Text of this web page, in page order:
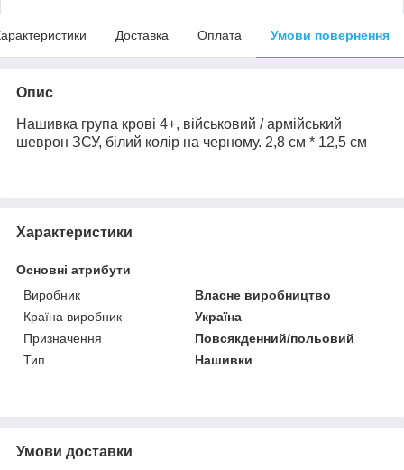
Доставка Оплата Умови повернення
Опис
Нашивка група крові 4+, військовий / армійський
шеврон ЗСУ, білий колір на черному. 2,8 см * 12,5 см
Характеристики
Основні атрибути
Виробник
Власне виробництво
Країна виробник
Україна
Призначення
Повсякденний/польовий
Тип
Нашивки
Умови доставки